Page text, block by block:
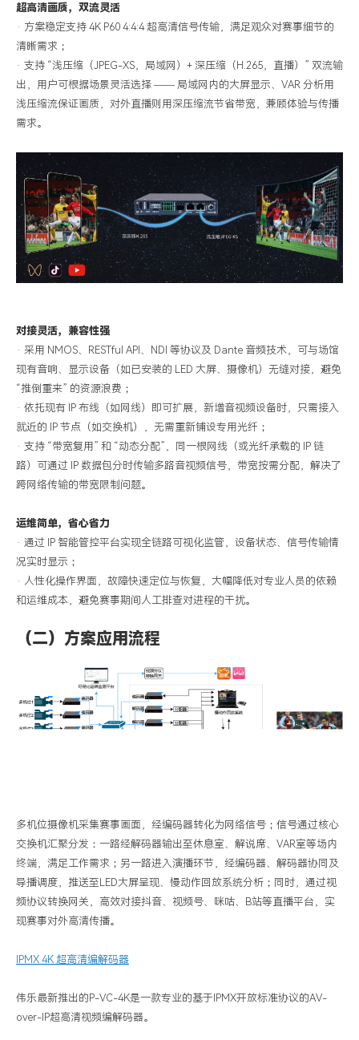
超高清画质， 双流灵活
· 方案稳定支持 4K P60 4:4:4 超高清信号传输，满足观众对赛事细节的
清晰需求；
· 支持 “浅压缩（JPEG-XS，局域网）+ 深压缩（H.265，直播）” 双流输
出，用户可根据场景灵活选择 —— 局域网内的大屏显示、VAR 分析用
浅压缩流保证画质，对外直播则用深压缩流节省带宽，兼顾体验与传播
需求。
对接灵活，兼容性强
· 采用 NMOS、RESTful API、NDI 等协议及 Dante 音频技术，可与场馆
现有音响、显示设备（如已安装的 LED 大屏、摄像机）无缝对接，避免
“推倒重来” 的资源浪费；
· 依托现有 IP 布线（如网线）即可扩展，新增音视频设备时，只需接入
就近的 IP 节点（如交换机），无需重新铺设专用光纤；
· 支持 “带宽复用” 和 “动态分配” ， 同一根网线（或光纤承载的 IP 链
路）可通过 IP 数据包分时传输多路音视频信号，带宽按需分配， 解决了
跨网络传输的带宽限制问题。
运维简单，省心省力
· 通过 IP 智能管控平台实现全链路可视化监管，设备状态、信号传输情
况实时显示；
· 人性化操作界面，故障快速定位与恢复，大幅降低对专业人员的依赖
和运维成本，避免赛事期间人工排查对进程的干扰。
（二）方案应用流程
多机位摄像机采集赛事画面，经编码器转化为网络信号；信号通过核心
交换机汇聚分发：一路经解码器输出至休息室、解说席、 VAR室等场内
终端，满足工作需求；另一路进入演播环节，经编码器、解码器协同及
导播调度，推送至LED大屏呈现、慢动作回放系统分析；同时，通过视
频协议转换网关，高效对接抖音、视频号、咪咕、B站等直播平台，实
现赛事对外高清传播。
IPMX 4K 超高清编解码器
伟乐最新推出的 P-VC-4K是一款专业的基于IPMX开放标准协议的AV-
over-IP超高清视频编解码器。